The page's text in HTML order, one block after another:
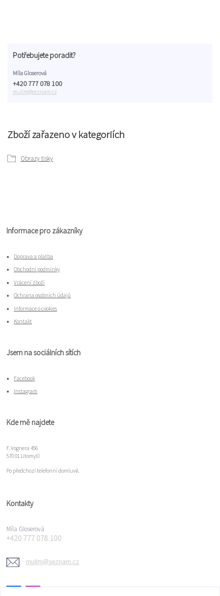
Zboží zařazeno v kategoriích
Obrazy tisky
Potřebujete poradit?
Míla Gloserová
+420 777 078 100
mulim@seznam.cz
Informace pro zákazníky
Doprava a platba
Obchodní podmínky
Vrácení zboží
Ochrana osobních údajů
Informace o cookies
Kontakt
Jsem na sociálních sítích
Facebook
Instagram
Kde mě najdete
F. Vognera 456
570 01 Litomyšl
Po předchozí telefonní domluvě.
Kontakty
Míla Gloserová
+420 777 078 100
mulim@seznam.cz